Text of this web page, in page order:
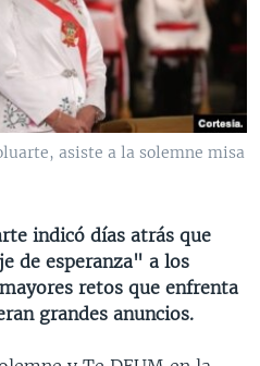
asiste a la solemne misa
indicó días atrás que
de esperanza" a los
retos que enfrenta
grandes anuncios.